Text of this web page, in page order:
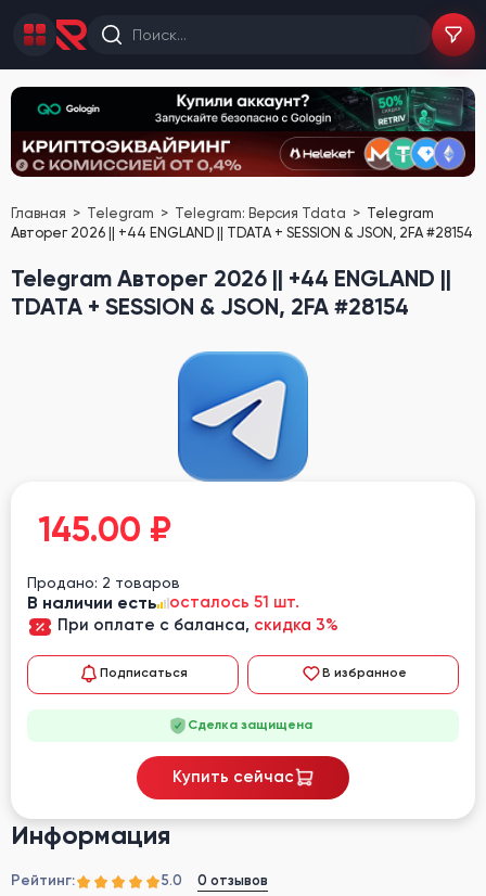
Главная Telegram Telegram: Версия Tdata
Telegram
Авторег 2026 || +44 ENGLAND || TDATA + SESSION & JSON, 2FA #28154
Telegram Авторег 2026 || +44 ENGLAND ||
TDATA + SESSION & JSON, 2FA #28154
Информация
Рейтинг: 5.0 0 отзывов
145.00 ₽
Продано: 2 товаров
В наличии есть
осталось 51 шт.
При оплате с баланса, скидка 3%
Подписаться В избранное
Сделка защищена
Купить сейчас